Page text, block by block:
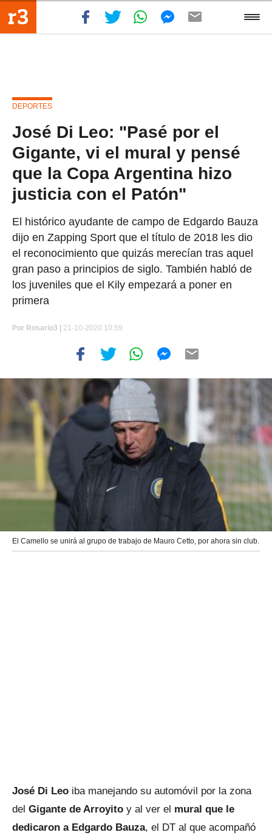
DEPORTES
José Di Leo: "Pasé por el
Gigante, vi el mural y pensé
que la Copa Argentina hizo
justicia con el Patón"
El histórico ayudante de campo de Edgardo Bauza
dijo en Zapping Sport que el título de 2018 les dio
el reconocimiento que quizás merecían tras aquel
gran paso a principios de siglo. También habló de
los juveniles que el Kily empezará a poner en
primera
Por Rosario3 | 21-10-2020 10:59
El Camello se unirá al grupo de trabajo de Mauro Cetto, por ahora sin club.
José Di Leo iba manejando su automóvil por la zona
del Gigante de Arroyito y al ver el mural que le
dedicaron a Edgardo Bauza, el DT al que acompañó